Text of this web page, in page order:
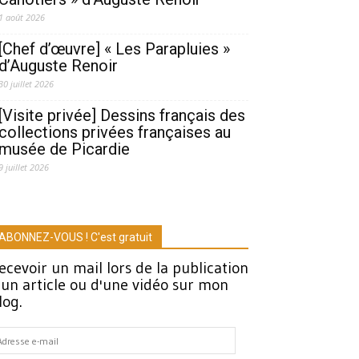
1 août 2026
[Chef d’œuvre] « Les Parapluies »
d’Auguste Renoir
juillet 2026
[Visite privée] Dessins français des
collections privées françaises au
musée de Picardie
juillet 2026
VOUS ! C'est gratuit
un mail lors de la publication
article ou d'une vidéo sur mon